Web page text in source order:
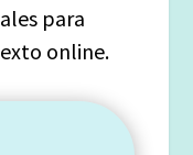
para
online.